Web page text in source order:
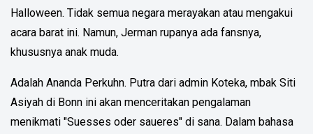
Halloween. Tidak semua negara merayakan atau mengakui
acara barat ini. Namun, Jerman rupanya ada fansnya,
khususnya anak muda.
Adalah Ananda Perkuhn. Putra dari admin Koteka, mbak Siti
Asiyah di Bonn ini akan menceritakan pengalaman
menikmati "Suesses oder saueres" di sana. Dalam bahasa